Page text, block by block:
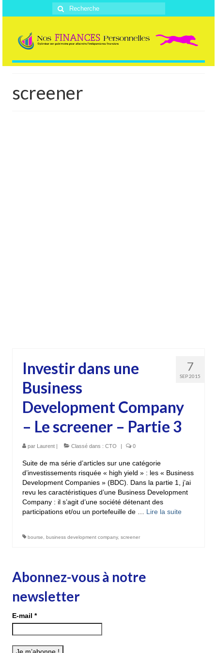
Rechercher
:
screener
7
SEP 2015
Investir dans une
Business
Development Company
– Le screener – Partie 3
par Laurent | Classé dans : CTO | 0
Suite de ma série d’articles sur une catégorie
d’investissements risquée « high yield » : les « Business
Development Companies » (BDC). Dans la partie 1, j’ai
revu les caractéristiques d’une Business Development
Company : il s’agit d’une société détenant des
participations et/ou un portefeuille de … Lire la suite­­
bourse business development company, screener
Abonnez-vous à notre
newsletter
E-mail *